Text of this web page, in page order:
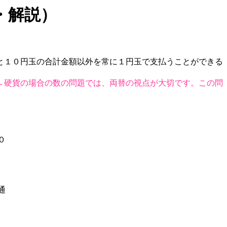
説）
０円玉の合計金額以外を常に１円玉で支払うことができる
硬貨の場合の数の問題では、両替の視点が大切です。この問